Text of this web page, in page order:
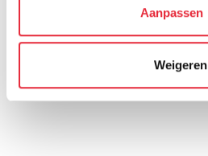
We werken samen met21 derden
kunnen ontvangen en verwerken.
Aanpassen
Weigeren